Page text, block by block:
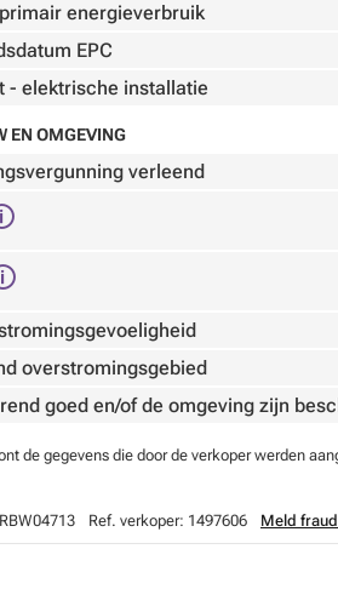
energieverbruik
EPC
- elektrische installatie
EN OMGEVING
verleend
overstromingsgebied
goed en/of de omgeving zijn
de gegevens die door de verkoper werden
RBW04713 Ref. verkoper: 1497606 Meld